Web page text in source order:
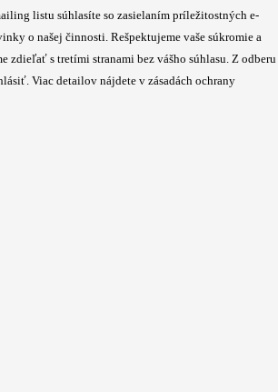
listu súhlasíte so zasielaním príležitostných e-
o našej činnosti. Rešpektujeme vaše súkromie a
zdieľať s tretími stranami bez vášho súhlasu. Z odberu
Viac detailov nájdete v zásadách ochrany